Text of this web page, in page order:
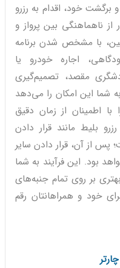
خود، اقدام به رزرو
از ناهماهنگی بین پرواز و
با مشخص شدن برنامه
اجاره خودرو یا
مقصد، تصمیم‌گیری
شما این امکان را می‌دهد
اطمینان از زمان دقیق
بلیط مانند قرار دادن
پس از آن، قرار دادن سایر
بود. این فرآیند به شما
بر روی تمام جنبه‌های
خود و همراهانتان رقم